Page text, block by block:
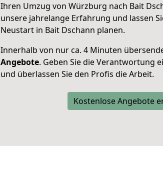
Ihren Umzug von Würzburg nach Bait
unsere jahrelange Erfahrung und lassen
Neustart in Bait Dschann planen.
Innerhalb von nur ca. 4 Minuten
Angebote. Geben Sie die Verantwortung
und überlassen Sie den Profis die Arbeit.
Kostenlose Angebote